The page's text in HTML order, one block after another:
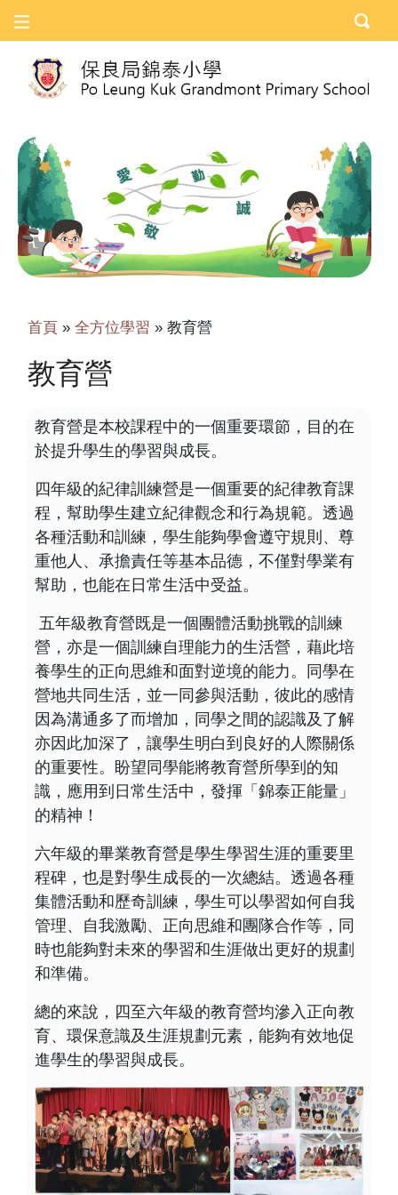
首頁 » 全方位學習 » 教育營
教育營
教育營是本校課程中的一個重要環節，目的在
於提升學生的學習與成長。
四年級的紀律訓練營是一個重要的紀律教育課
程，幫助學生建立紀律觀念和行為規範。透過
各種活動和訓練，學生能夠學會遵守規則、尊
重他人、承擔責任等基本品德，不僅對學業有
幫助，也能在日常生活中受益。
五年級教育營既是一個團體活動挑戰的訓練
營，亦是一個訓練自理能力的生活營，藉此培
養學生的正向思維和面對逆境的能力。同學在
營地共同生活，並一同參與活動，彼此的感情
因為溝通多了而增加，同學之間的認識及了解
亦因此加深了，讓學生明白到良好的人際關係
的重要性。盼望同學能將教育營所學到的知
識，應用到日常生活中，發揮「錦泰正能量」
的精神！
六年級的畢業教育營是學生學習生涯的重要里
程碑，也是對學生成長的一次總結。透過各種
集體活動和歷奇訓練，學生可以學習如何自我
管理、自我激勵、正向思維和團隊合作等，同
時也能夠對未來的學習和生涯做出更好的規劃
和準備。
總的來說，四至六年級的教育營均滲入正向教
育、環保意識及生涯規劃元素，能夠有效地促
進學生的學習與成長。